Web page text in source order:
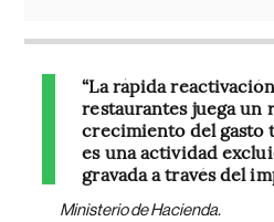
“La rápida
restaurantes juega un
crecimiento del gasto
es una actividad
gravada a través del
Ministerio de Hacienda.